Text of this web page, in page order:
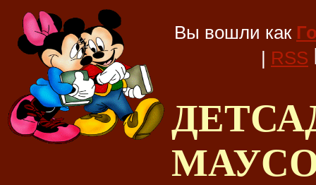
Вы вошли как
| RSS